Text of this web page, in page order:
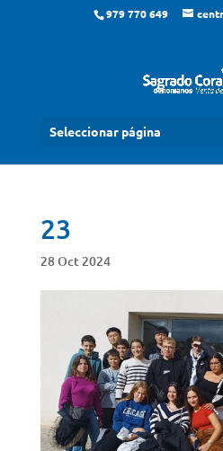
979 770 649
Seleccionar página
23
28 Oct 2024